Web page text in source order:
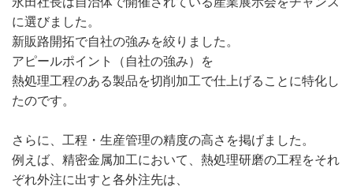
に選びました。
新販路開拓で自社の強みを絞りました。
アピールポイント（自社の強み）を
熱処理工程のある製品を切削加工で仕上げることに特化し
たのです。
さらに、工程・生産管理の精度の高さを掲げました。
例えば、精密金属加工において、熱処理研磨の工程をそれ
ぞれ外注に出すと各外注先は、